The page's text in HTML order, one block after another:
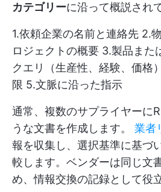
カテゴリーに沿って概説され
1.依頼企業の名前と連絡先 2.
ロジェクトの概要 3.製品また
クエリ（生産性、経験、価格
限 5.文脈に沿った指示
通常、複数のサプライヤーに
うな文書を作成します。 業者
報を収集し、選択基準に基づ
較します。ベンダーは同じ文
め、情報交換の記録として役